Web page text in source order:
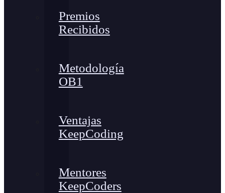
Premios
Recibidos
Metodología
OB1
Ventajas
KeepCoding
Mentores
KeepCoders